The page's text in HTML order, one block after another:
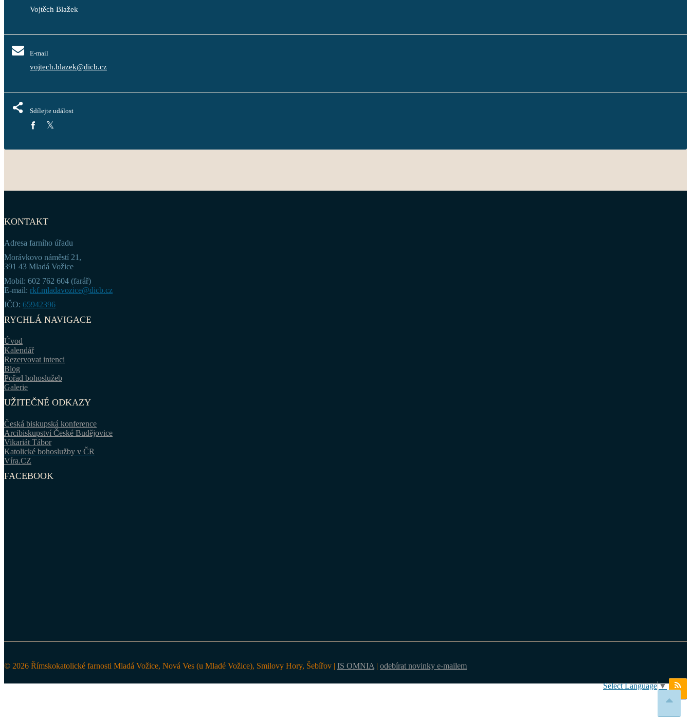
Vojtěch Blažek
E-mail
vojtech.blazek@dicb.cz
Sdílejte událost
KONTAKT
Adresa farního úřadu
Morávkovo náměstí 21,
391 43 Mladá Vožice
Mobil: 602 762 604 (farář)
E-mail: rkf.mladavozice@dicb.cz
IČO: 65942396
RYCHLÁ NAVIGACE
Úvod
Kalendář
Rezervovat intenci
Blog
Pořad bohoslužeb
Galerie
UŽITEČNÉ ODKAZY
Česká biskupská konference
Arcibiskupství České Budějovice
Vikariát Tábor
Katolické bohoslužby v ČR
Víra.CZ
FACEBOOK
© 2026 Římskokatolické farnosti Mladá Vožice, Nová Ves (u Mladé Vožice), Smilovy Hory, Šebířov | IS OMNIA | odebírat novinky e-mailem
Select Language▼